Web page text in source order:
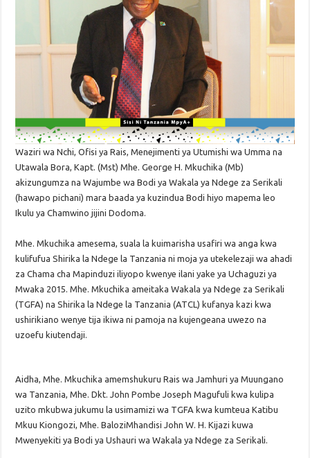
Waziri wa Nchi, Ofisi ya Rais, Menejimenti ya Utumishi wa Umma na
Utawala Bora, Kapt. (Mst) Mhe. George H. Mkuchika (Mb)
akizungumza na Wajumbe wa Bodi ya Wakala ya Ndege za Serikali
(hawapo pichani) mara baada ya kuzindua Bodi hiyo mapema leo
Ikulu ya Chamwino jijini Dodoma.
Mhe. Mkuchika amesema, suala la kuimarisha usafiri wa anga kwa
kulifufua Shirika la Ndege la Tanzania ni moja ya utekelezaji wa ahadi
za Chama cha Mapinduzi iliyopo kwenye ilani yake ya Uchaguzi ya
Mwaka 2015. Mhe. Mkuchika ameitaka Wakala ya Ndege za Serikali
(TGFA) na Shirika la Ndege la Tanzania (ATCL) kufanya kazi kwa
ushirikiano wenye tija ikiwa ni pamoja na kujengeana uwezo na
uzoefu kiutendaji.
Aidha, Mhe. Mkuchika amemshukuru Rais wa Jamhuri ya Muungano
wa Tanzania, Mhe. Dkt. John Pombe Joseph Magufuli kwa kulipa
uzito mkubwa jukumu la usimamizi wa TGFA kwa kumteua Katibu
Mkuu Kiongozi, Mhe. BaloziMhandisi John W. H. Kijazi kuwa
Mwenyekiti ya Bodi ya Ushauri wa Wakala ya Ndege za Serikali.